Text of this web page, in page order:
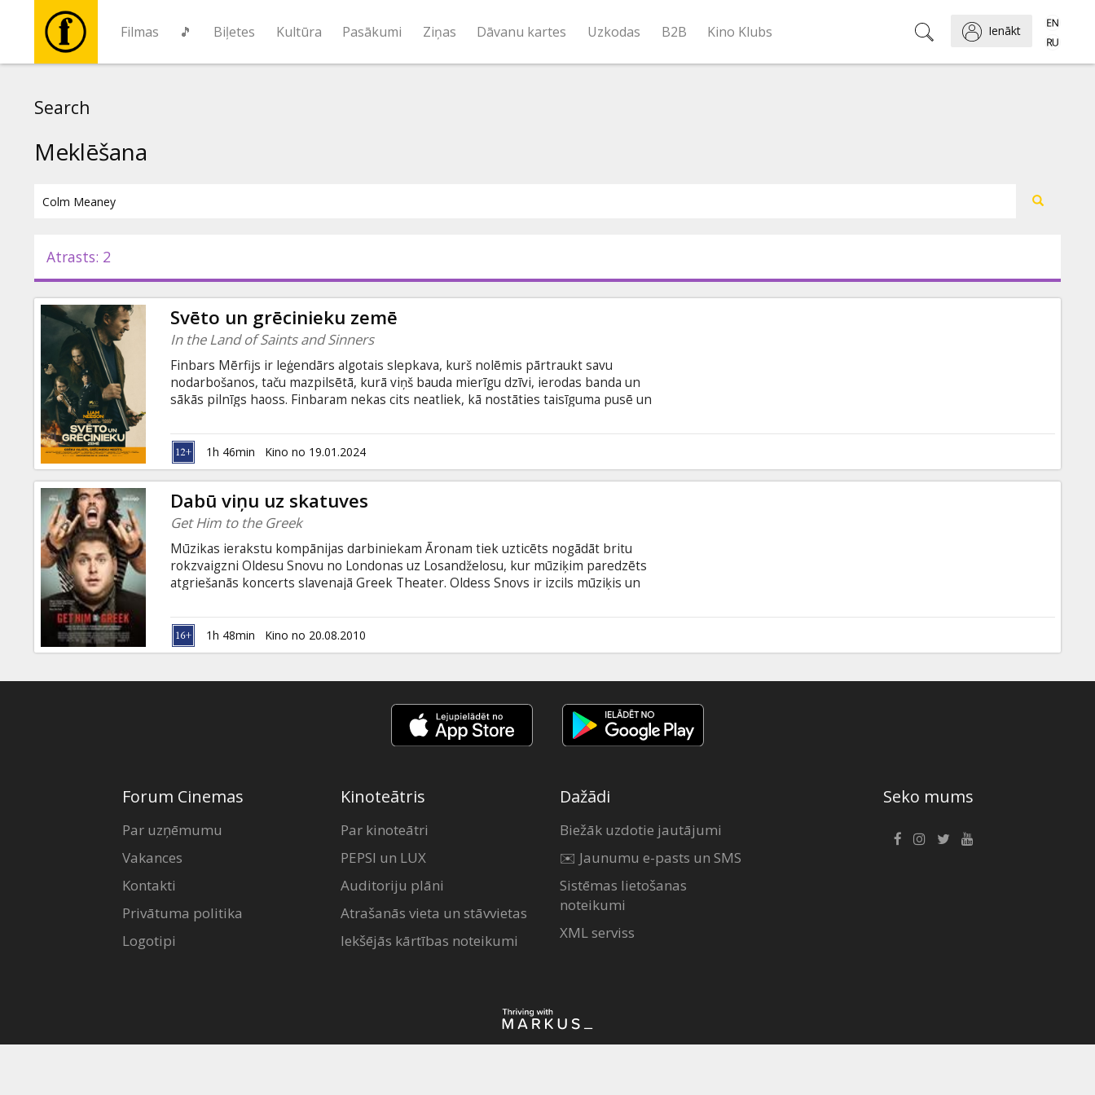
Filmas 🎵 Biļetes Kultūra Pasākumi Ziņas Dāvanu kartes Uzkodas B2B Kino Klubs Ienākt
Pasākumi
Ziņas
Dāvanu
kartes
Uzkodas
B2B
Kino
Klubs
Search
Meklēšana
Atrasts: 2
Svēto un grēcinieku zemē
In the Land of Saints and Sinners
Finbars Mērfijs ir leģendārs algotais slepkava, kurš nolēmis pārtraukt savu
nodarbošanos, taču mazpilsētā, kurā viņš bauda mierīgu dzīvi, ierodas banda un
sākās pilnīgs haoss. Finbaram nekas cits neatliek, kā nostāties taisīguma pusē un
tuvu cilvēku dzīvība. Cik lielu cenu Finbars ir gatavs maksāt par savā dzīvē
paveiktajiem grēkiem, jo svēto un grēcinieku zemē daži grēki nevar tikt tā
vienkārši piedoti. Filma angļu valodā ar subtitriem latviešu un krievu valodā.
1h 46min Kino no 19.01.2024
Dabū viņu uz skatuves
Get Him to the Greek
Mūzikas ierakstu kompānijas darbiniekam Āronam tiek uzticēts nogādāt britu
rokzvaigzni Oldesu Snovu no Londonas uz Losandželosu, kur mūziķim paredzēts
atgriešanās koncerts slavenajā Greek Theater. Oldess Snovs ir izcils mūziķis un
neveiksmēm karjerā, ir izkritis no aprites.
1h 48min Kino no 20.08.2010
Forum Cinemas
Par uzņēmumu
Vakances
Kontakti
Privātuma politika
Logotipi
Kinoteātris
Par kinoteātri
PEPSI un LUX
Auditoriju plāni
Atrašanās vieta un stāvvietas
Iekšējās kārtības noteikumi
Dažādi
Biežāk uzdotie jautājumi
✉️ Jaunumu e-pasts un SMS
Sistēmas lietošanas
noteikumi
XML serviss
Seko mums